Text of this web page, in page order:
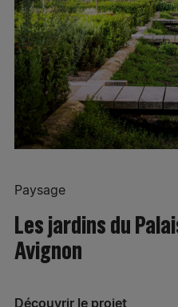
Paysage
Les jardins du
Avignon
Découvrir le projet